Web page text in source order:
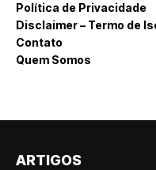
Política de Privacidade
Disclaimer – Termo de
Contato
Quem Somos
ARTIGOS